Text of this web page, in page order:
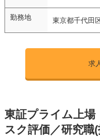
勤務地 東京都千代田
求
東証プライム上
スク評価／研究職